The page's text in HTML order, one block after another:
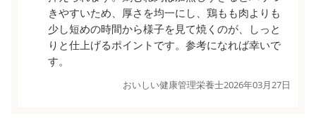
きやすいため、厚さを均一にし、鶏もも肉よりも
少し短めの時間から様子を見て焼くのが、しっと
りと仕上げるポイントです。参考になれば幸いで
す。
おいしい健康管理栄養士2026年03月27日